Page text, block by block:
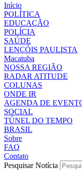
Início
POLÍTICA
EDUCAÇÃO
POLÍCIA
SAÚDE
LENÇÓIS PAULISTA
Macatuba
NOSSA REGIÃO
RADAR ATITUDE
COLUNAS
ONDE IR
AGENDA DE
SOCIAL
TÚNEL DO TEMPO
BRASIL
Sobre
FAQ
Contato
Pesquisar Notícia